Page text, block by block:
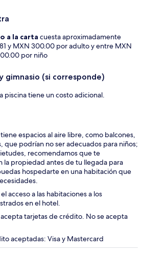
a la carta cuesta aproximadamente
y MXN 300.00 por adulto y entre MXN
por niño
gimnasio (si corresponde)
piscina tiene un costo adicional.
espacios al aire libre, como balcones,
que podrían no ser adecuados para niños;
recomendamos que te
la propiedad antes de tu llegada para
hospedarte en una habitación que
acceso a las habitaciones a los
en el hotel.
tarjetas de crédito. No se acepta
aceptadas: Visa y Mastercard